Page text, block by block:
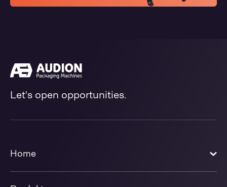
Let's open opportunities.
Home